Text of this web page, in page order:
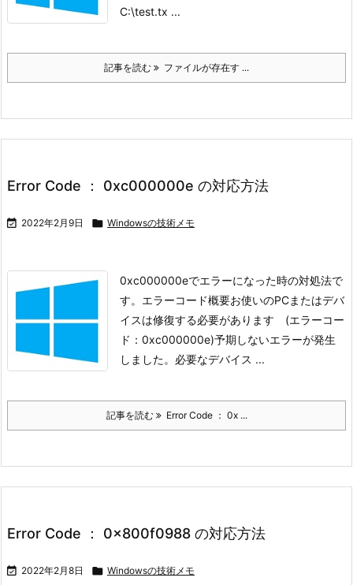
C:\test.tx ...
記事を読む ファイルが存在す ...
Error Code ： 0xc000000e の対応方法
 2022年2月9日  Windowsの技術メモ
0xc000000eでエラーになった時の対処法で
す。 エラーコード概要お使いのPCまたはデバ
イスは修復する必要があります (エラーコー
ド：0xc000000e)予期しないエラーが発生
しました。 必要なデバイス ...
記事を読む Error Code ： 0x ...
Error Code ： 0x800f0988 の対応方法
 2022年2月8日  Windowsの技術メモ